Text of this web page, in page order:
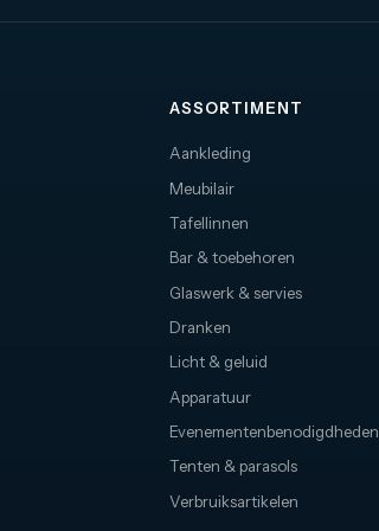
ASSORTIMENT
Aankleding
Meubilair
Tafellinnen
Bar & toebehoren
Glaswerk & servies
Dranken
Licht & geluid
Apparatuur
Evenementenbenodigdheden
Tenten & parasols
Verbruiksartikelen